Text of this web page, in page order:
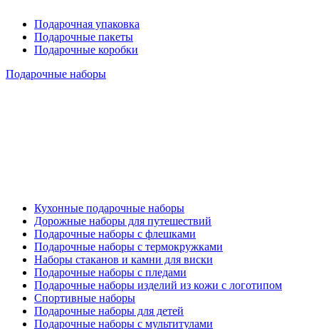
Подарочная упаковка
Подарочные пакеты
Подарочные коробки
Подарочные наборы
Кухонные подарочные наборы
Дорожные наборы для путешествий
Подарочные наборы с флешками
Подарочные наборы с термокружками
Наборы стаканов и камни для виски
Подарочные наборы с пледами
Подарочные наборы изделий из кожи с логотипом
Спортивные наборы
Подарочные наборы для детей
Подарочные наборы с мультитулами